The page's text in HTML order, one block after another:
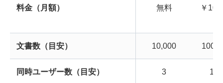
料金（月額） 無料 ￥
文書数（目安） 10,000
同時ユーザー数（目安） 3 100